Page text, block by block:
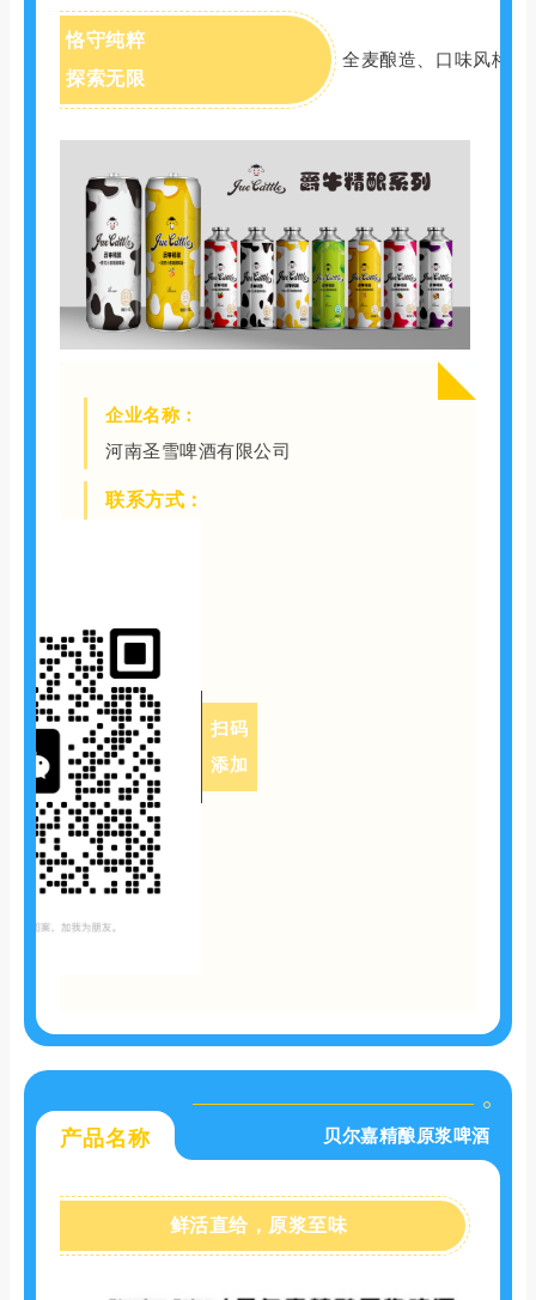
恪守纯粹
探索无限
全麦酿造、口味风格多
企业名称：
河南圣雪啤酒有限公司
联系方式：
扫码
添加
产品名称 贝尔嘉精酿原浆啤酒
鲜活直给，原浆至味